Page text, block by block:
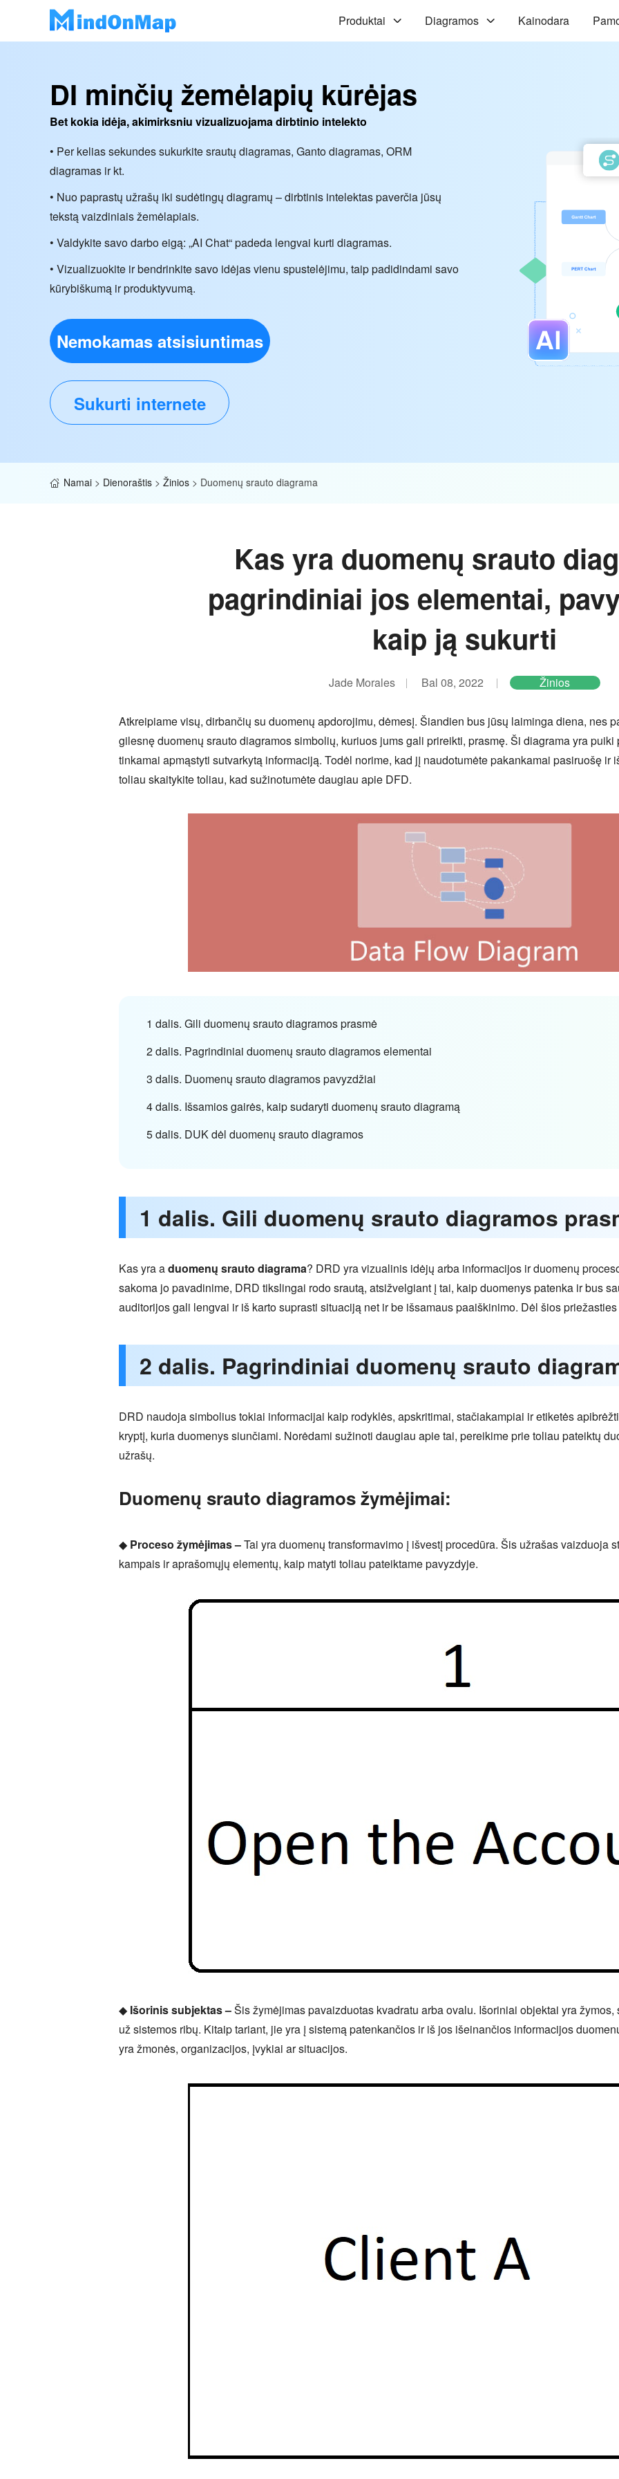
Produktai Diagramos Kainodara
DI minčių žemėlapių kūrėjas
Bet kokia idėja, akimirksniu vizualizuojama dirbtinio intelekto
• Per kelias sekundes sukurkite srautų diagramas, Ganto diagramas, ORM
diagramas ir kt.
• Nuo paprastų užrašų iki sudėtingų diagramų – dirbtinis intelektas paverčia jūsų
tekstą vaizdiniais žemėlapiais.
• Valdykite savo darbo eigą: „AI Chat“ padeda lengvai kurti diagramas.
• Vizualizuokite ir bendrinkite savo idėjas vienu spustelėjimu, taip padidindami savo
kūrybiškumą ir produktyvumą.
Nemokamas atsisiuntimas
Sukurti internete
Namai > Dienoraštis > Žinios > Duomenų srauto diagrama
Kas yra duomenų srauto
pagrindiniai jos elementai,
kaip ją sukurti
Jade Morales Bal 08, 2022 Žinios
Atkreipiame visų, dirbančių su duomenų apdorojimu, dėmesį. Šiandien bus jūsų laiminga diena, nes
gilesnę duomenų srauto diagramos simbolių, kuriuos jums gali prireikti, prasmę. Ši diagrama yra
tinkamai apmąstyti sutvarkytą informaciją. Todėl norime, kad jį naudotumėte pakankamai pasiruošę ir
toliau skaitykite toliau, kad sužinotumėte daugiau apie DFD.
1 dalis. Gili duomenų srauto diagramos prasmė
2 dalis. Pagrindiniai duomenų srauto diagramos elementai
3 dalis. Duomenų srauto diagramos pavyzdžiai
4 dalis. Išsamios gairės, kaip sudaryti duomenų srauto diagramą
5 dalis. DUK dėl duomenų srauto diagramos
1 dalis. Gili duomenų srauto diagramos
Kas yra aduomenų srauto diagrama? DRD yra vizualinis idėjų arba informacijos ir duomenų
sakoma jo pavadinime, DRD tikslingai rodo srautą, atsižvelgiant į tai, kaip duomenys patenka ir bus
auditorijos gali lengvai ir iš karto suprasti situaciją net ir be išsamaus paaiškinimo. Dėl šios
2 dalis. Pagrindiniai duomenų srauto
DRD naudoja simbolius tokiai informacijai kaip rodyklės, apskritimai, stačiakampiai ir etiketės
kryptį, kuria duomenys siunčiami. Norėdami sužinoti daugiau apie tai, pereikime prie toliau pateiktų
užrašų.
Duomenų srauto diagramos žymėjimai:
◆ Proceso žymėjimas –Tai yra duomenų transformavimo į išvestį procedūra. Šis užrašas vaizduoja
kampais ir aprašomųjų elementų, kaip matyti toliau pateiktame pavyzdyje.
◆ Išorinis subjektas –Šis žymėjimas pavaizduotas kvadratu arba ovalu. Išoriniai objektai yra
už sistemos ribų. Kitaip tariant, jie yra į sistemą patenkančios ir iš jos išeinančios informacijos
yra žmonės, organizacijos, įvykiai ar situacijos.